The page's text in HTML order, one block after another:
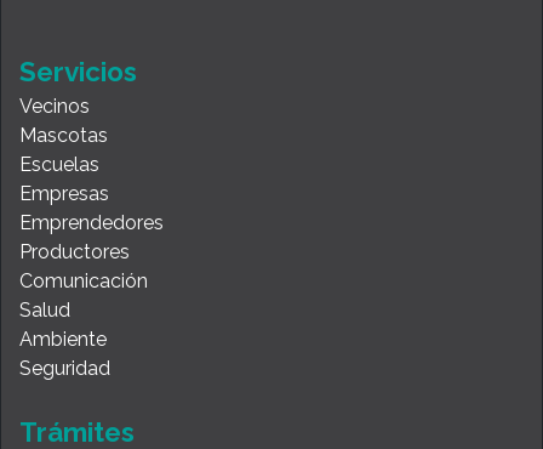
Servicios
Vecinos
Mascotas
Escuelas
Empresas
Emprendedores
Productores
Comunicación
Salud
Ambiente
Seguridad
Trámites